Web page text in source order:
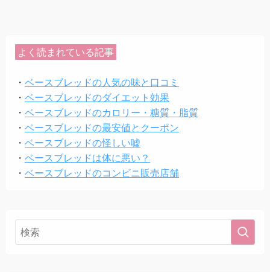
よく読まれている記事
・ ベースブレッドの人気の味と口コミ
・ ベースブレッドのダイエット効果
・ ベースブレッドのカロリー・糖質・脂質
・ ベースブレッドの最安値とクーポン
・ ベースブレッドの怪しい嘘
・ ベースブレッドは体に悪い？
・ ベースブレッドのコンビニ販売店舗